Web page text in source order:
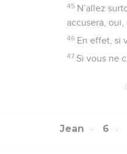
45 N’allez
accusera,
46 En effet, si
47 Si vous ne
Jean 6